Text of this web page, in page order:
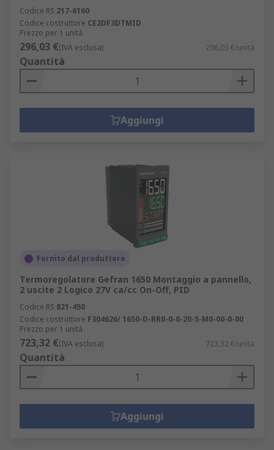
Codice RS 217-6160
Codice costruttore CE2DF3DTMID
Prezzo per 1 unità
296,03 €(IVA esclusa) 296,03 €/unità
Quantità
Aggiungi
Fornito dal produttore
Termoregolatore Gefran 1650 Montaggio a pannello,
2 uscite 2 Logico 27V ca/cc On-Off, PID
Codice RS 821-450
Codice costruttore F304626/ 1650-D-RR0-0-0-20-5-M0-00-0-00
Prezzo per 1 unità
723,32 €(IVA esclusa) 723,32 €/unità
Quantità
Aggiungi